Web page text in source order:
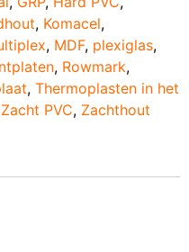
, Komacel,
, MDF, plexiglas,
, Rowmark,
, Thermoplasten in het
Zacht PVC, Zachthout